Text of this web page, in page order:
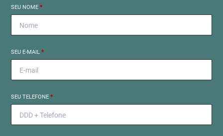
SEU NOME*
SEU E-MAIL*
SEU TELEFONE*